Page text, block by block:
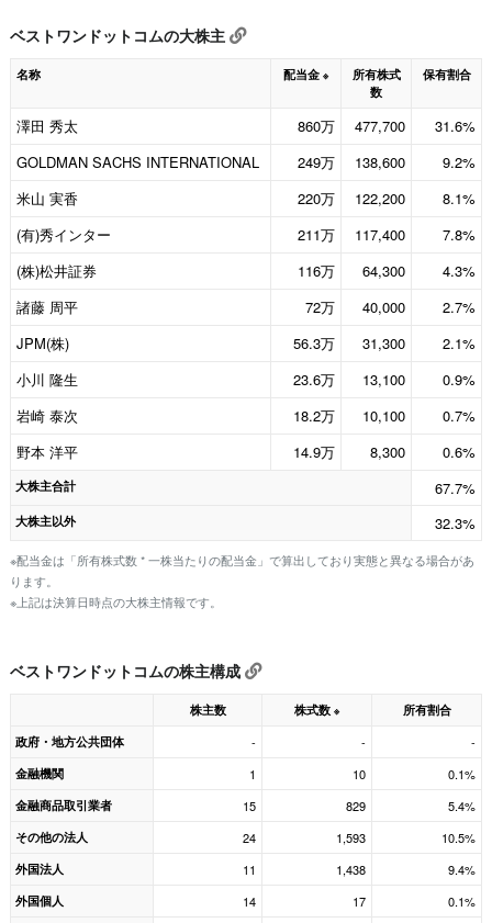
ベストワンドットコムの大株主
名称 配当金 ※
所有株式
数
保有割合
澤田 秀太 860万 477,700
31.6%
GOLDMAN SACHS INTERNATIONAL
249万 138,600
9.2%
米山 実香
220万 122,200
8.1%
(有)秀インター
211万 117,400
7.8%
(株)松井証券
116万 64,300
4.3%
諸藤 周平
72万 40,000
2.7%
JPM(株)
56.3万 31,300
2.1%
小川 隆生
23.6万 13,100
0.9%
岩崎 泰次
18.2万 10,100
0.7%
野本 洋平
14.9万 8,300 0.6%
大株主合計 67.7%
大株主以外 32.3%
※配当金は「所有株式数 * 一株当たりの配当金」で算出しており実態と異なる場合があ
ります。
※上記は決算日時点の大株主情報です。
ベストワンドットコムの株主構成
株主数 株式数 ※
所有割合
政府・地方公共団体
- - -
金融機関 1 10 0.1%
金融商品取引業者 15 829 5.4%
その他の法人 24 1,593 10.5%
外国法人 11 1,438 9.4%
外国個人 14 17 0.1%